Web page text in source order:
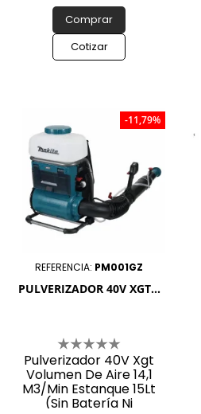
Comprar
Cotizar
REFERENCIA: PM001GZ
PULVERIZADOR 40V XGT...
Pulverizador 40V Xgt
Volumen De Aire 14,1
M3/Min Estanque 15Lt
(Sin Batería Ni
-11,79%